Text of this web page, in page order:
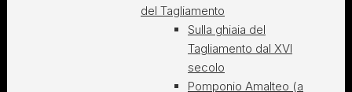
del Tagliamento
Sulla ghiaia del
Tagliamento dal XVI
secolo
Pomponio Amalteo (a